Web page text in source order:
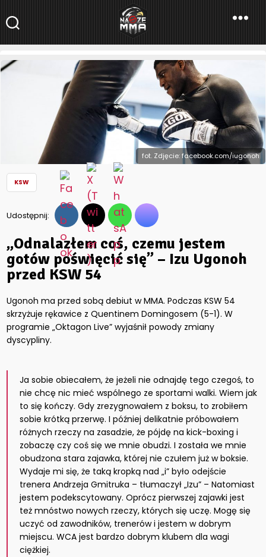
NaszeMMA
NaszeMMA.pl Aktualności»Polskie MMA»KSW»„Odnalazłem coś,
czemu jestem gotów poświęcić się” – Izu Ugonoh przed KSW
fot. Zdjęcie: facebook.com/iugonoh
KSW
Udostępnij:
„Odnalazłem coś, czemu jestem
gotów poświęcić się” – Izu Ugonoh
przed KSW 54
Ugonoh ma przed sobą debiut w MMA. Podczas KSW 54
skrzyżuje rękawice z Quentinem Domingosem (5-1). W
programie „Oktagon Live” wyjaśnił powody zmiany
dyscypliny.
Ja sobie obiecałem, że jeżeli nie odnajdę tego czegoś, to
nie chcę nic mieć wspólnego ze sportami walki. Wiem jak
to się kończy. Gdy zrezygnowałem z boksu, to zrobiłem
sobie krótką przerwę. I później delikatnie próbowałem
różnych rzeczy na zasadzie, że pójdę na kick-boxing i
zobaczę czy coś się we mnie obudzi. I została we mnie
obudzona stara zajawka, której nie czułem już w boksie.
Wydaje mi się, że taką kropką nad „i” było odejście
trenera Andrzeja Gmitruka – tłumaczył „Izu” – Natomiast
jestem podekscytowany. Oprócz pierwszej zajawki jest
też mnóstwo nowych rzeczy, których się uczę. Mogę się
uczyć od zawodników, trenerów i jestem w dobrym
miejscu. WCA jest bardzo dobrym klubem dla wagi
ciężkiej.